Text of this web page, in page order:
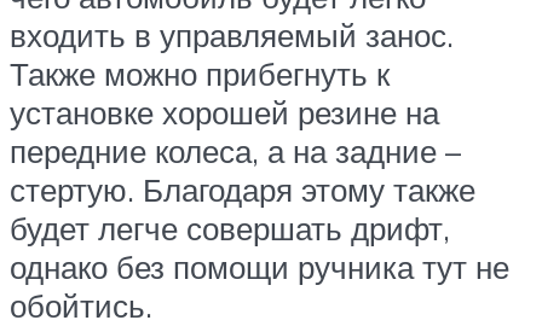
входить в управляемый занос.
Также можно прибегнуть к
установке хорошей резине на
передние колеса, а на задние –
стертую. Благодаря этому также
будет легче совершать дрифт,
однако без помощи ручника тут не
обойтись.